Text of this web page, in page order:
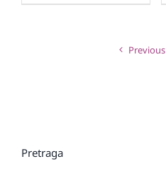
Previous
Pretraga